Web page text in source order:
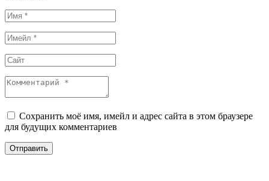
Сохранить моё имя, имейл и адрес сайта в этом браузере
для будущих комментариев